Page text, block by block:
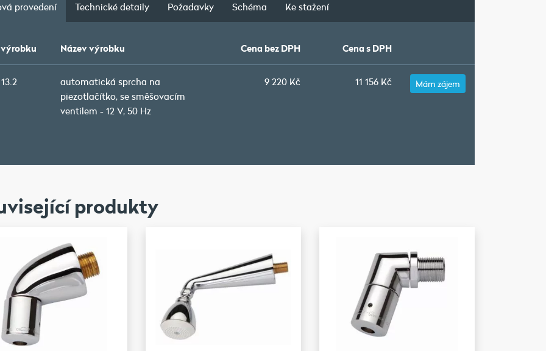
provedení Technické detaily Požadavky Schéma Ke stažení
Název výrobku Cena bez DPH Cena s DPH
automatická sprcha na
piezotlačítko, se směšovacím
ventilem - 12 V, 50 Hz
9 220 Kč 11 156 Kč Mám zájem
produkty